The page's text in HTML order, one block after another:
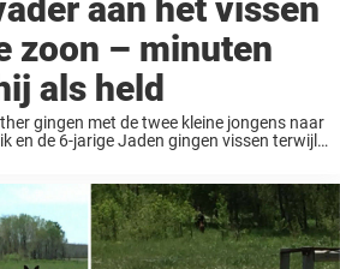
aan het vissen
zoon – minuten
als held
gingen met de twee kleine jongens naar
en de 6-jarige Jaden gingen vissen terwijl